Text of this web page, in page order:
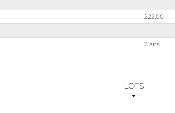
222,00
2 ans
LOTS